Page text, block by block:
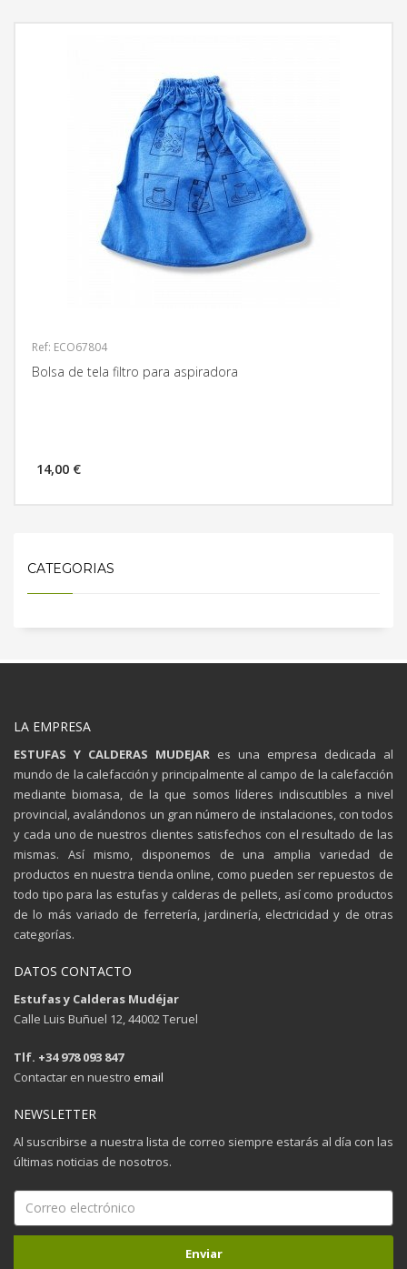
Ref: ECO67804
Bolsa de tela filtro para aspiradora
14,00 €
CATEGORIAS
LA EMPRESA
ESTUFAS Y CALDERAS MUDEJAR es una empresa dedicada al
mundo de la calefacción y principalmente al campo de la calefacción
mediante biomasa, de la que somos líderes indiscutibles a nivel
provincial, avalándonos un gran número de instalaciones, con todos
y cada uno de nuestros clientes satisfechos con el resultado de las
mismas. Así mismo, disponemos de una amplia variedad de
productos en nuestra tienda online, como pueden ser repuestos de
todo tipo para las estufas y calderas de pellets, así como productos
de lo más variado de ferretería, jardinería, electricidad y de otras
categorías.
DATOS CONTACTO
Estufas y Calderas Mudéjar
Calle Luis Buñuel 12, 44002 Teruel
Tlf. +34 978 093 847
Contactar en nuestro email
NEWSLETTER
Al suscribirse a nuestra lista de correo siempre estarás al día con las
últimas noticias de nosotros.